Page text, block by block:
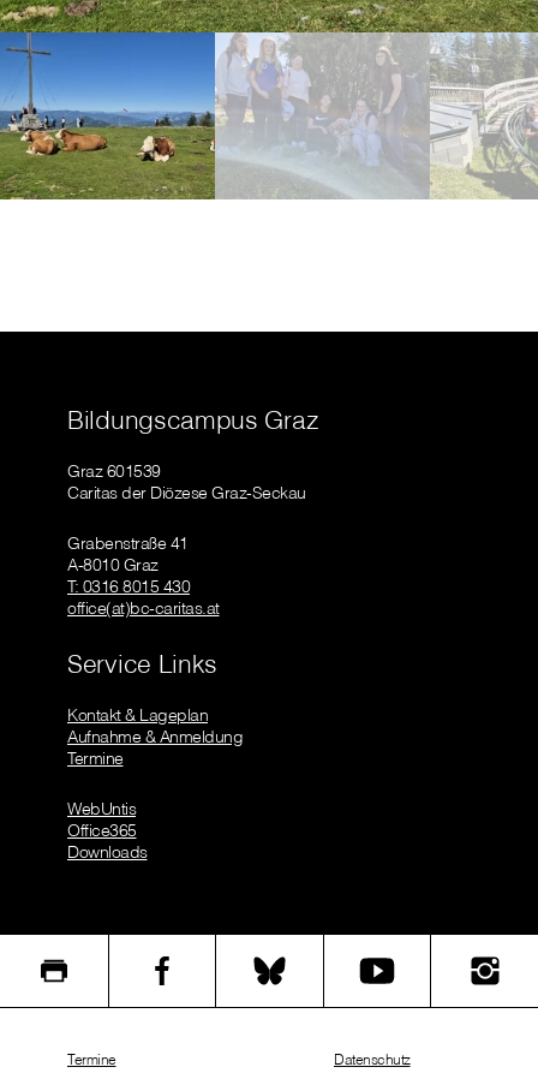
Bildungscampus Graz
Graz 601539
Caritas der Diözese Graz-Seckau
Grabenstraße 41
A-8010 Graz
T: 0316 8015 430
office(at)bc-caritas.at
Service Links
Kontakt & Lageplan
Aufnahme & Anmeldung
Termine
WebUntis
Office365
Downloads
Termine Datenschutz